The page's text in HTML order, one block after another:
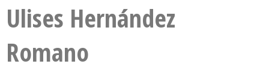
Ulises Hernández
Romano